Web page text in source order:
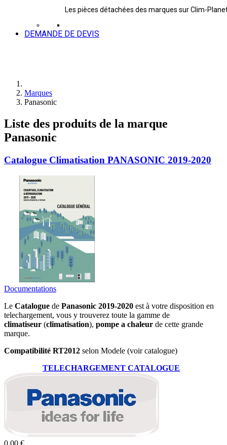
Les pièces détachées des marques sur Clim-
DEMANDE DE DEVIS
Marques
Panasonic
Liste des produits de la marque
Panasonic
Catalogue Climatisation PANASONIC 2019-2020
Documentations
Le Catalogue de Panasonic 2019-2020 est à votre disposition en
telechargement, vous y trouverez toute la gamme de
climatiseur (climatisation), pompe a chaleur de cette grande
marque.
Compatibilité RT2012 selon Modele (voir catalogue)
TELECHARGEMENT CATALOGUE
0,00 €